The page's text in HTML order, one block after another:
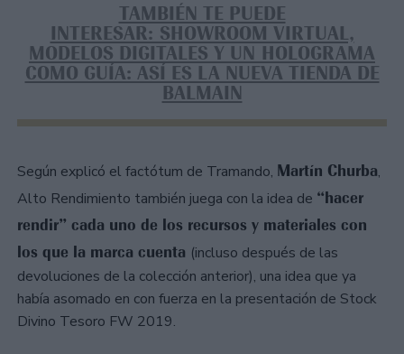
TAMBIÉN TE PUEDE
INTERESAR: SHOWROOM VIRTUAL,
MODELOS DIGITALES Y UN HOLOGRAMA
COMO GUÍA: ASÍ ES LA NUEVA TIENDA DE
BALMAIN
Según explicó el factótum de Tramando, Martín Churba,
Alto Rendimiento también juega con la idea de “hacer
rendir” cada uno de los recursos y materiales con
los que la marca cuenta (incluso después de las
devoluciones de la colección anterior), una idea que ya
había asomado en con fuerza en la presentación de Stock
Divino Tesoro FW 2019.